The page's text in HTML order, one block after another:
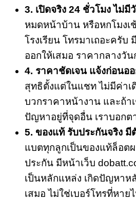
3. เปิดจริง 24 ชั่วโมง ไม่มี
หมดหน้าบ้าน หรือหกโมงเ
โรงเรียน โทรมาเถอะครั
ออกให้เสมอ ราคากลางวั
4. ราคาชัดเจน แจ้งก่อนอ
สุทธิตั้งแต่ในแชท ไม่มีค่าเ
บวกราคาหน้างาน และถ้า
ปัญหาอยู่ที่จุดอื่น เราบอกต
5. ของแท้ รับประกันจริง
แบตทุกลูกเป็นของแท้ล็อต
ประกัน มีหน้าเว็บ
เป็นหลักแหล่ง เกิดปัญหาห
เสมอ ไม่ใช่เบอร์โทรที่หาย